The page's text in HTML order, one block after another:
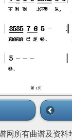
网所有曲谱及资料